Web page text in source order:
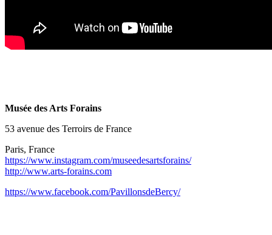
Musée des Arts Forains
53 avenue des Terroirs de France
Paris, France
https://www.instagram.com/museedesartsforains/
http://www.arts-forains.com
https://www.facebook.com/PavillonsdeBercy/